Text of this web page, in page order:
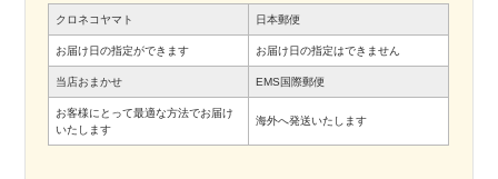
クロネコヤマト 日本郵便
お届け日の指定ができます お届け日の指定はできません
当店おまかせ EMS国際郵便
お客様にとって最適な方法でお届け
いたします
海外へ発送いたします